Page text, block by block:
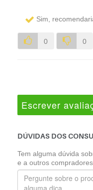
Sim,
0 0
Escrever
DÚVIDAS DOS
Tem alguma dúvida
e a outros